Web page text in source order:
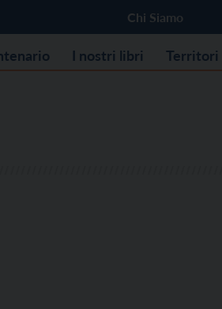
Chi Siamo
I nostri libri Territori